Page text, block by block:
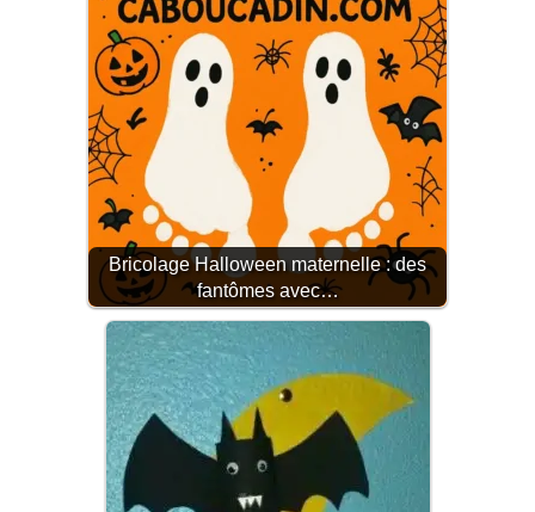
Bricolage Halloween maternelle : des
fantômes avec…